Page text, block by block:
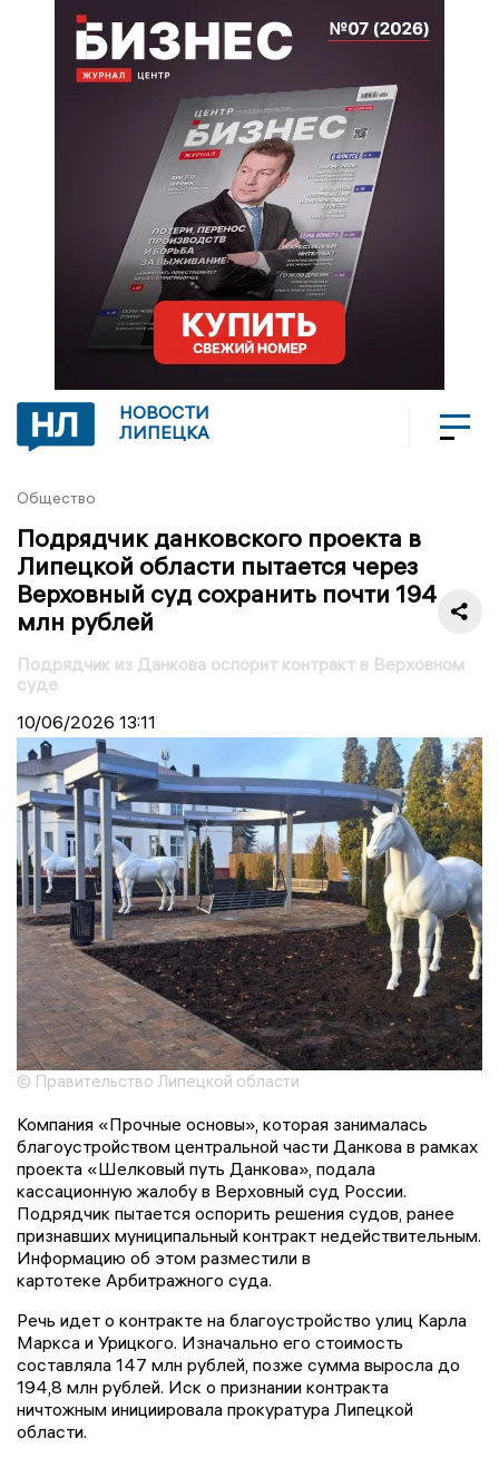
НОВОСТИ
ЛИПЕЦКА
Общество
Подрядчик данковского проекта в
Липецкой области пытается через
Верховный суд сохранить почти 194
млн рублей
Подрядчик из Данкова оспорит контракт в Верховном
суде
10/06/2026 13:11
© Правительство Липецкой области
Компания «Прочные основы», которая занималась
благоустройством центральной части Данкова в рамках
проекта «Шелковый путь Данкова», подала
кассационную жалобу в Верховный суд России.
Подрядчик пытается оспорить решения судов, ранее
признавших муниципальный контракт недействительным.
Информацию об этом разместили в
картотеке Арбитражного суда.
Речь идет о контракте на благоустройство улиц Карла
Маркса и Урицкого. Изначально его стоимость
составляла 147 млн рублей, позже сумма выросла до
194,8 млн рублей. Иск о признании контракта
ничтожным инициировала прокуратура Липецкой
области.